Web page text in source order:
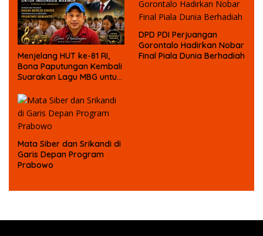
Menjelang HUT ke-81 RI,
Bona Paputungan Kembali
Suarakan Lagu MBG untuk
DPD PDI Perjuangan
Gorontalo Hadirkan Nobar
Final Piala Dunia Berhadiah
Mata Siber dan Srikandi di
Garis Depan Program
Prabowo